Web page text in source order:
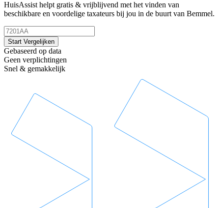
HuisAssist helpt gratis & vrijblijvend met het vinden van
beschikbare en voordelige taxateurs bij jou in de buurt van Bemmel.
Start Vergelijken
Gebaseerd op data
Geen verplichtingen
Snel & gemakkelijk